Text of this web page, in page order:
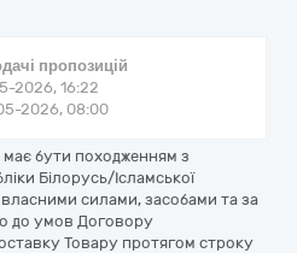
пропозицій
2026, 16:22
2026, 08:00
бути походженням з
Білорусь/Ісламської
силами, засобами та за
до умов Договору
Товару протягом строку